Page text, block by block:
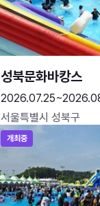
성북문화바캉스
서울특별시 성북구
개최중